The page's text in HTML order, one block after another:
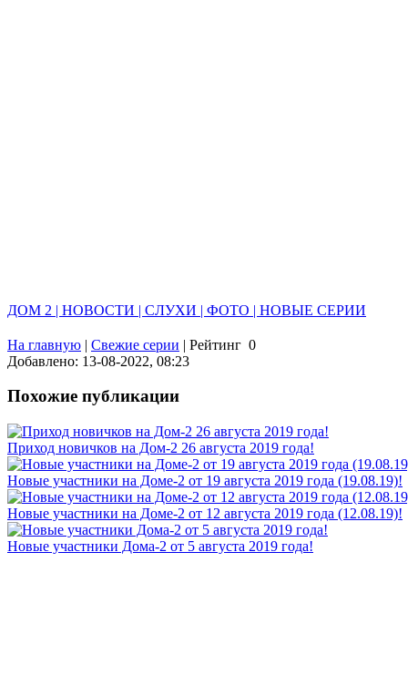
ДОМ 2 | НОВОСТИ | СЛУХИ | ФОТО | НОВЫЕ СЕРИИ
На главную | Свежие серии | Рейтинг 0
Добавлено: 13-08-2022, 08:23
Похожие публикации
Приход новичков на Дом-2 26 августа 2019 года!
Новые участники на Доме-2 от 19 августа 2019 года (19.08.19)!
Новые участники на Доме-2 от 12 августа 2019 года (12.08.19)!
Новые участники Дома-2 от 5 августа 2019 года!